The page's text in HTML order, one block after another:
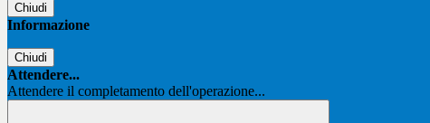
Chiudi
Informazione
Chiudi
Attendere...
Attendere il completamento dell'operazione...